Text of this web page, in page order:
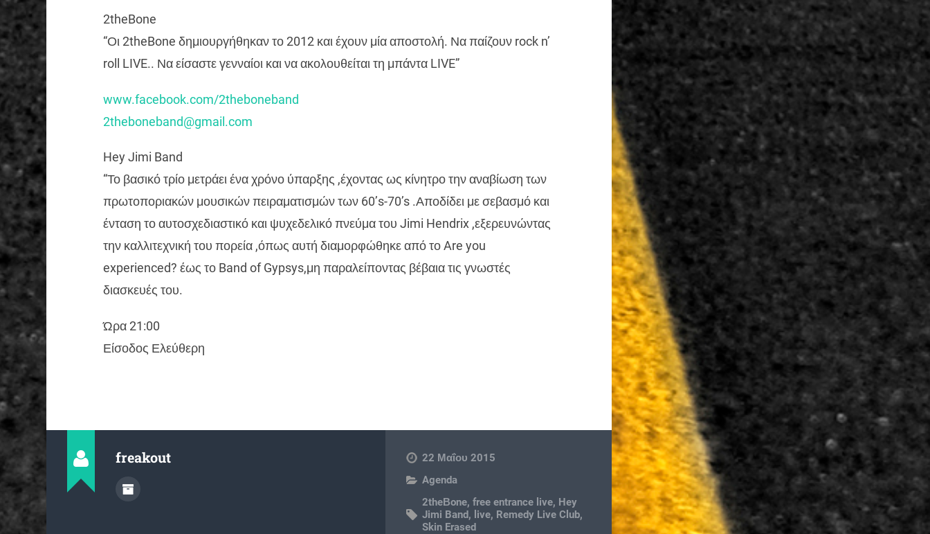
2theBone
“Οι 2theBone δημιουργήθηκαν το 2012 και έχουν μία αποστολή. Να παίζουν rock n’
roll LIVE.. Να είσαστε γενναίοι και να ακολουθείται τη μπάντα LIVE”
www.facebook.com/2theboneband
2theboneband@gmail.com
Hey Jimi Band
“Το βασικό τρίο μετράει ένα χρόνο ύπαρξης ,έχοντας ως κίνητρο την αναβίωση των
πρωτοποριακών μουσικών πειραματισμών των 60’s-70’s .Αποδίδει με σεβασμό και
ένταση το αυτοσχεδιαστικό και ψυχεδελικό πνεύμα του Jimi Hendrix ,εξερευνώντας
την καλλιτεχνική του πορεία ,όπως αυτή διαμορφώθηκε από το Are you
experienced? έως το Band of Gypsys,μη παραλείποντας βέβαια τις γνωστές
διασκευές του.
Ώρα 21:00
Είσοδος Ελεύθερη
freakout
22 Μαΐου 2015
Agenda
2theΒone,free entrance live, Hey
Jimi Band, live, Remedy Live Club,
Skin Erased